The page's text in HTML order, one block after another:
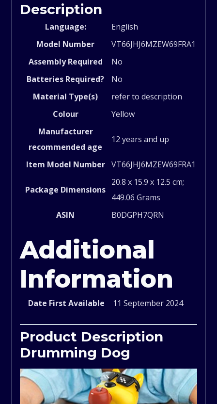
Kids
Toys
|
Musical
Dog
Toy,
Spraying
Musical
Kids
Toys,
Musical
Drumming
Dog
for
Description
Language:
‎English
Model Number
‎VT66JHJ6MZEW69FRA1
Assembly Required
‎No
Batteries Required?
‎No
Material Type(s)
‎refer to description
Colour
‎Yellow
Manufacturer
recommended age
‎12 years and up
Item Model Number ‎VT66JHJ6MZEW69FRA1
Package Dimensions
‎20.8 x 15.9 x 12.5 cm;
449.06 Grams
ASIN
‎B0DGPH7QRN
Additional
Information
Date First Available 11 September 2024
Product Description
Drumming Dog